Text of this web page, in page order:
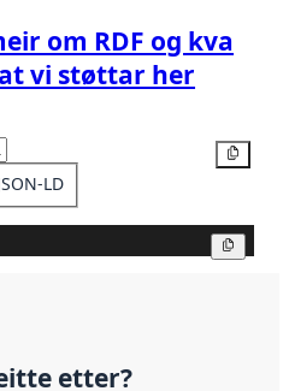
om RDF og kva
vi støttar her
LD
etter?